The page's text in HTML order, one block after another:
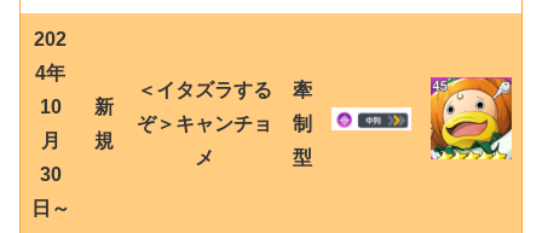
202
4年
10
月
30
日～
新
規
＜イタズラする
ぞ＞キャンチョ
メ
牽
制
型